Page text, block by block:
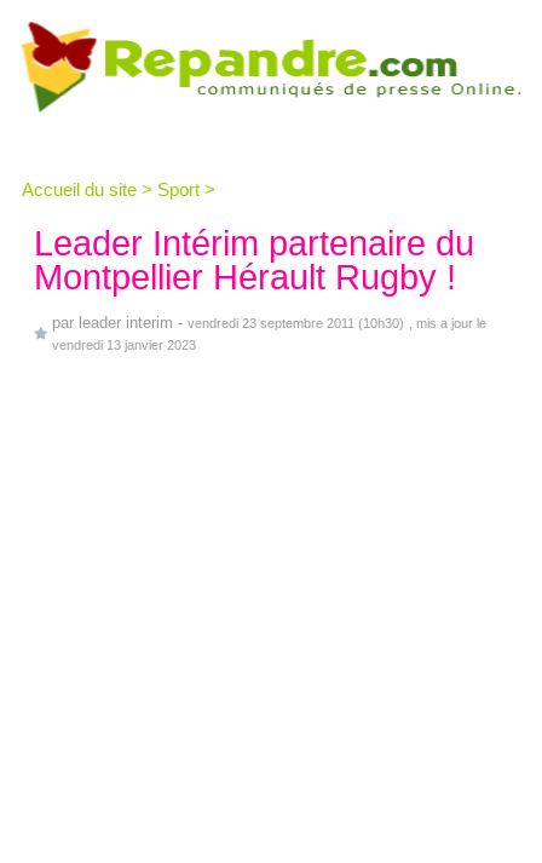
Accueil du site > Sport >
Leader Intérim partenaire du
Montpellier Hérault Rugby !
par leader interim - vendredi 23 septembre 2011 (10h30)
, mis a jour le
vendredi 13 janvier 2023